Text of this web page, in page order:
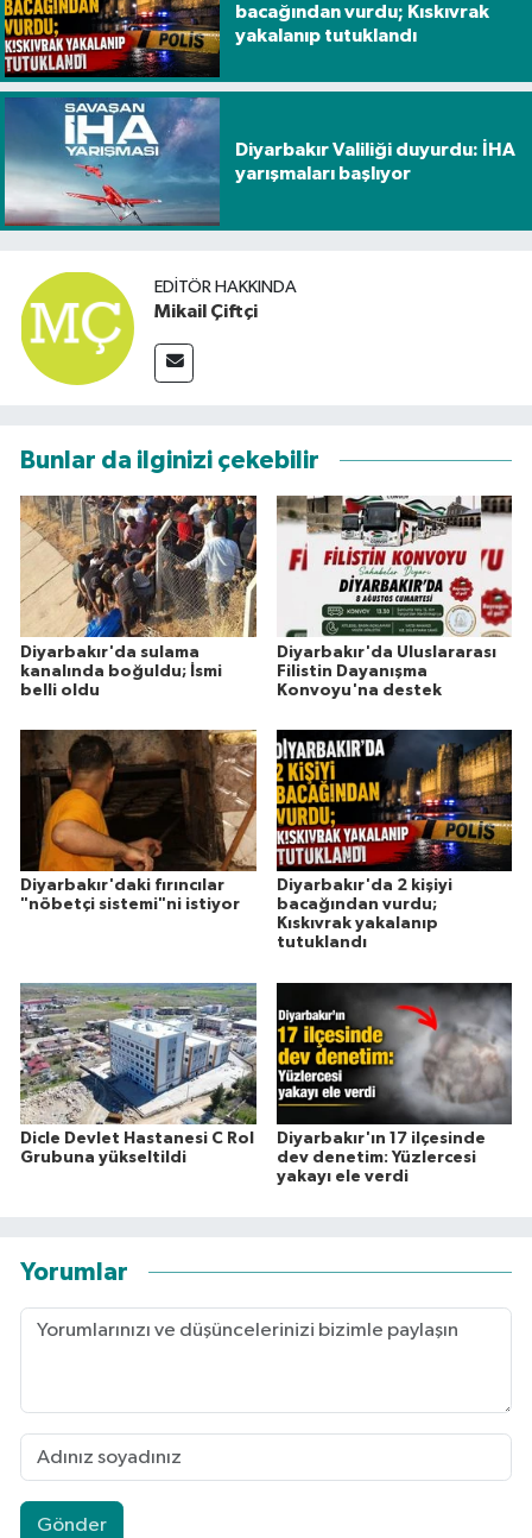
bacağından vurdu; Kıskıvrak
yakalanıp tutuklandı
Diyarbakır Valiliği duyurdu: İHA
yarışmaları başlıyor
EDITÖR HAKKINDA
Mikail Çiftçi
Bunlar da ilginizi çekebilir
Diyarbakır'da sulama
kanalında boğuldu; İsmi
belli oldu
Diyarbakır'da Uluslararası
Filistin Dayanışma
Konvoyu'na destek
Diyarbakır'daki fırıncılar
"nöbetçi sistemi"ni istiyor
Diyarbakır'da 2 kişiyi
bacağından vurdu;
Kıskıvrak yakalanıp
tutuklandı
Dicle Devlet Hastanesi C Rol
Grubuna yükseltildi
Diyarbakır'ın 17 ilçesinde
dev denetim: Yüzlercesi
yakayı ele verdi
Yorumlar
Gönder